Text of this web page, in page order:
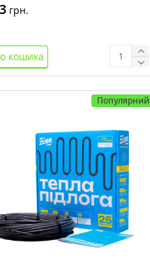
грн.
кошика
Популярний